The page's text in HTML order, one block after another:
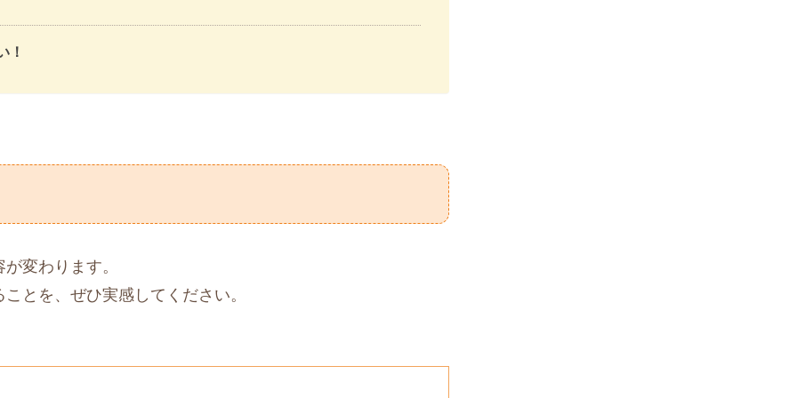
！
変わります。
とを、ぜひ実感してください。